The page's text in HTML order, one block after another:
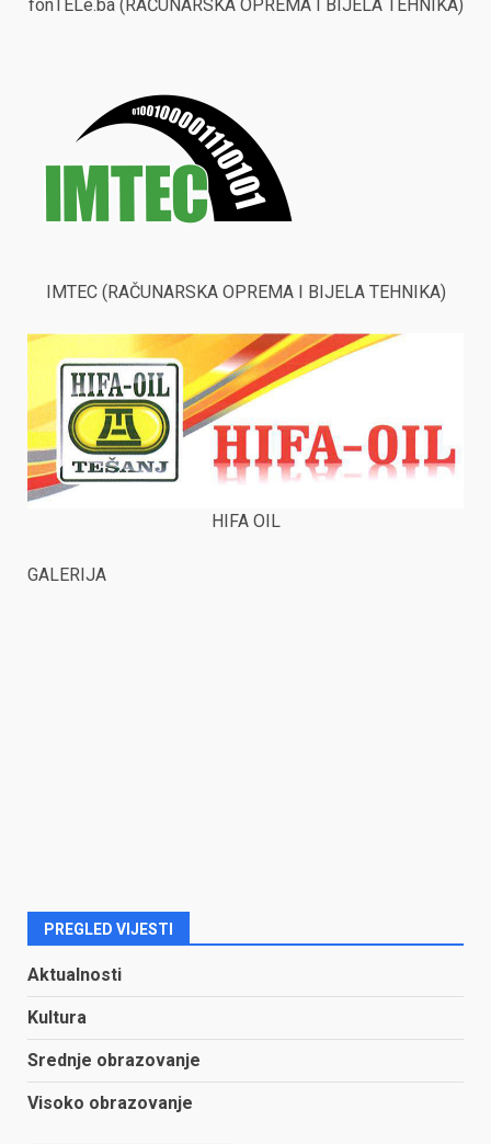
fonTELe.ba (RAČUNARSKA OPREMA I BIJELA TEHNIKA)
IMTEC (RAČUNARSKA OPREMA I BIJELA TEHNIKA)
HIFA OIL
GALERIJA
PREGLED VIJESTI
Aktualnosti
Kultura
Srednje obrazovanje
Visoko obrazovanje